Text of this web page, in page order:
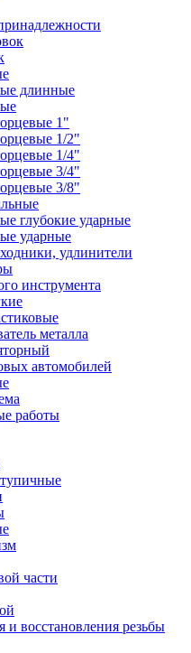
длинные
1"
1/2"
1/4"
3/4"
3/8"
глубокие ударные
ударные
удлинители
инструмента
металла
автомобилей
работы
части
и восстановления резьбы